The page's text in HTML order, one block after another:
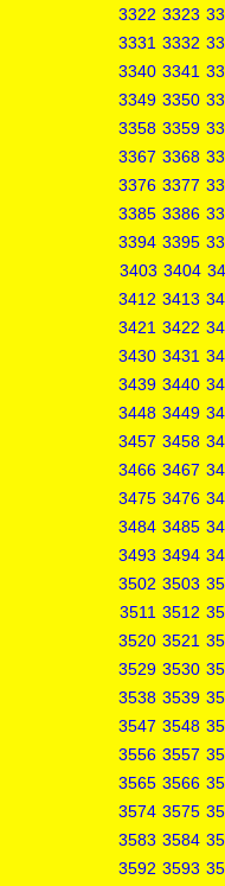
3322 3323
3331 3332
3340 3341
3349 3350
3358 3359
3367 3368
3376 3377
3385 3386
3394 3395
3403 3404
3412 3413
3421 3422
3430 3431
3439 3440
3448 3449
3457 3458
3466 3467
3475 3476
3484 3485
3493 3494
3502 3503
3511 3512
3520 3521
3529 3530
3538 3539
3547 3548
3556 3557
3565 3566
3574 3575
3583 3584
3592 3593